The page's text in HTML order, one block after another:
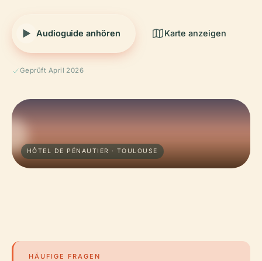
Audioguide anhören Karte anzeigen
Geprüft April 2026
HÔTEL DE PÉNAUTIER · TOULOUSE
HÄUFIGE FRAGEN